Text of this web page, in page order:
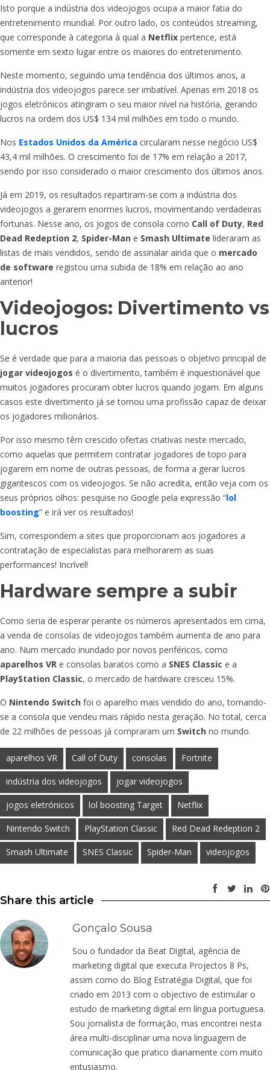
Isto porque a indústria dos videojogos ocupa a maior fatia do
entretenimento mundial. Por outro lado, os conteúdos streaming,
que corresponde à categoria à qual a Netflix pertence, está
somente em sexto lugar entre os maiores do entretenimento.
Neste momento, seguindo uma tendência dos últimos anos, a
indústria dos videojogos parece ser imbatível. Apenas em 2018 os
jogos eletrónicos atingiram o seu maior nível na história, gerando
lucros na ordem dos US$ 134 mil milhões em todo o mundo.
Nos Estados Unidos da América circularam nesse negócio US$
43,4 mil milhões. O crescimento foi de 17% em relação a 2017,
sendo por isso considerado o maior crescimento dos últimos anos.
Já em 2019, os resultados repartiram-se com a indústria dos
videojogos a gerarem enormes lucros, movimentando verdadeiras
fortunas. Nesse ano, os jogos de consola como Call of Duty, Red
Dead Redeption 2, Spider-Man e Smash Ultimate lideraram as
listas de mais vendidos, sendo de assinalar ainda que o mercado
de software registou uma subida de 18% em relação ao ano
anterior!
Videojogos: Divertimento vs
lucros
Se é verdade que para a maioria das pessoas o objetivo principal de
jogar videojogos é o divertimento, também é inquestionável que
muitos jogadores procuram obter lucros quando jogam. Em alguns
casos este divertimento já se tornou uma profissão capaz de deixar
os jogadores milionários.
Por isso mesmo têm crescido ofertas criativas neste mercado,
como aquelas que permitem contratar jogadores de topo para
jogarem em nome de outras pessoas, de forma a gerar lucros
gigantescos com os videojogos. Se não acredita, então veja com os
seus próprios olhos: pesquise no Google pela expressão “lol
boosting” e irá ver os resultados!
Sim, correspondem a sites que proporcionam aos jogadores a
contratação de especialistas para melhorarem as suas
performances! Incrível!
Hardware sempre a subir
Como seria de esperar perante os números apresentados em cima,
a venda de consolas de videojogos também aumenta de ano para
ano. Num mercado inundado por novos periféricos, como
aparelhos VR e consolas baratos como a SNES Classic e a
PlayStation Classic, o mercado de hardware cresceu 15%.
O Nintendo Switch foi o aparelho mais vendido do ano, tornando-
se a consola que vendeu mais rápido nesta geração. No total, cerca
de 22 milhões de pessoas já compraram um Switch no mundo.
aparelhos VR Call of Duty consolas Fortnite
indústria dos videojogos jogar videojogos
jogos eletrónicos lol boosting Target Netflix
Nintendo Switch PlayStation Classic Red Dead Redeption 2
Smash Ultimate SNES Classic Spider-Man videojogos
Share this article
Gonçalo Sousa
Sou o fundador da Beat Digital, agência de
marketing digital que executa Projectos 8 Ps,
assim como do Blog Estratégia Digital, que foi
criado em 2013 com o objectivo de estimular o
estudo de marketing digital em língua portuguesa.
Sou jornalista de formação, mas encontrei nesta
área multi-disciplinar uma nova linguagem de
comunicação que pratico diariamente com muito
entusiasmo.